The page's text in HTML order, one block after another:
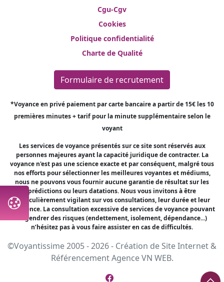
Cgu-Cgv
Cookies
Politique confidentialité
Charte de Qualité
Formulaire de recrutement
*Voyance en privé paiement par carte bancaire a partir de 15€ les 10
premières minutes + tarif pour la minute supplémentaire selon le
voyant
Les services de voyance présentés sur ce site sont réservés aux
personnes majeures ayant la capacité juridique de contracter. La
voyance n'est pas une science exacte et par conséquent, malgré tous
nos efforts pour sélectionner les meilleures voyantes et médiums,
nous ne pouvons vous fournir aucune garantie de résultat sur les
prédictions ou leurs datations. Nous vous invitons à être
particulièrement vigilant sur vos consultations, leur durée et leur
fréquence. La consultation excessive de services de voyance pouvant
engendrer des risques (endettement, isolement, dépendance...)
n’hésitez pas à vous faire assister en cas de difficultés.
©Voyantissime 2005 - 2026 - Création de Site Internet &
RéférencementAgence VN WEB.